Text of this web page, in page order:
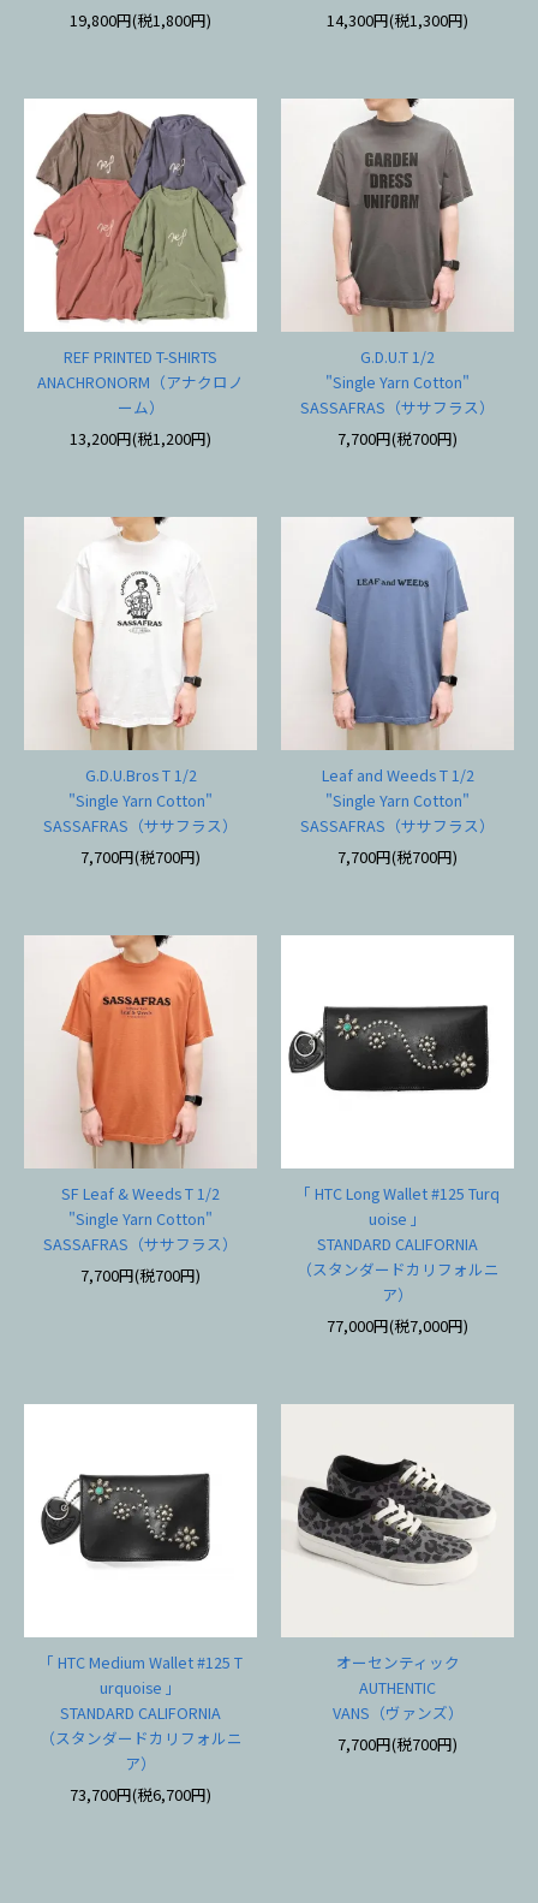
19,800円(税1,800円) 14,300円(税1,300円)
REF PRINTED T-SHIRTS
ANACHRONORM（アナクロノ
ーム）
13,200円(税1,200円)
G.D.U.T 1/2
"Single Yarn Cotton"
SASSAFRAS（ササフラス）
7,700円(税700円)
G.D.U.Bros T 1/2
"Single Yarn Cotton"
SASSAFRAS（ササフラス）
7,700円(税700円)
Leaf and Weeds T 1/2
"Single Yarn Cotton"
SASSAFRAS（ササフラス）
7,700円(税700円)
SF Leaf & Weeds T 1/2
"Single Yarn Cotton"
SASSAFRAS（ササフラス）
7,700円(税700円)
「 HTC Long Wallet #125 Turq
uoise 」
STANDARD CALIFORNIA
（スタンダードカリフォルニ
ア）
77,000円(税7,000円)
「 HTC Medium Wallet #125 T
urquoise 」
STANDARD CALIFORNIA
（スタンダードカリフォルニ
ア）
73,700円(税6,700円)
オーセンティック
AUTHENTIC
VANS（ヴァンズ）
7,700円(税700円)